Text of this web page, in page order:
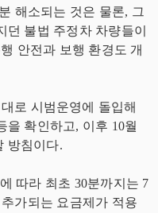
해소되는 것은 물론, 그
불법 주정차 차량들이
안전과 보행 환경도 개
로 시범운영에 돌입해
을 확인하고, 이후 10월
방침이다.
따라 최초 30분까지는 7
가되는 요금제가 적용